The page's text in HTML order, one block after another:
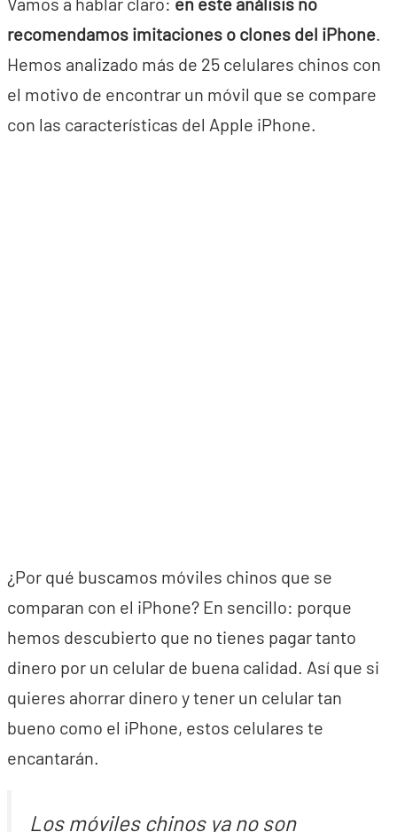
recomendamos imitaciones o clones del iPhone.
Hemos analizado más de 25 celulares chinos con
el motivo de encontrar un móvil que se compare
con las características del Apple iPhone.
¿Por qué buscamos móviles chinos que se
comparan con el iPhone? En sencillo: porque
hemos descubierto que no tienes pagar tanto
dinero por un celular de buena calidad. Así que si
quieres ahorrar dinero y tener un celular tan
bueno como el iPhone, estos celulares te
encantarán.
Los móviles chinos ya no son